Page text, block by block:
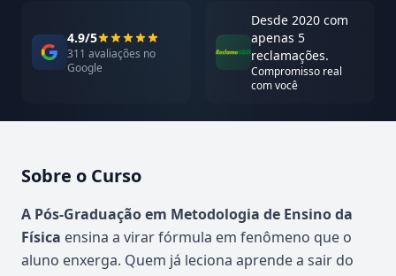
4.9/5
311 avaliações no
Google
Desde 2020 com
apenas 5
reclamações.
Compromisso real
com você
Sobre o Curso
Atualizado em abril de 2026
A Pós-Graduação em Metodologia de Ensino da
Física ensina a virar fórmula em fenômeno que o
aluno enxerga. Quem já leciona aprende a sair do